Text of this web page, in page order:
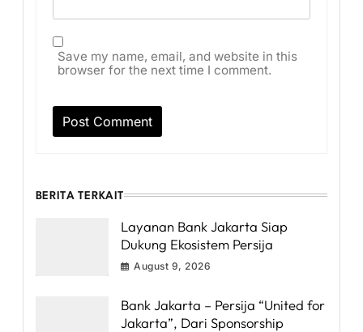
Save my name, email, and website in this
browser for the next time I comment.
BERITA TERKAIT
Layanan Bank Jakarta Siap
Dukung Ekosistem Persija
August 9, 2026
Bank Jakarta – Persija “United for
Jakarta”, Dari Sponsorship